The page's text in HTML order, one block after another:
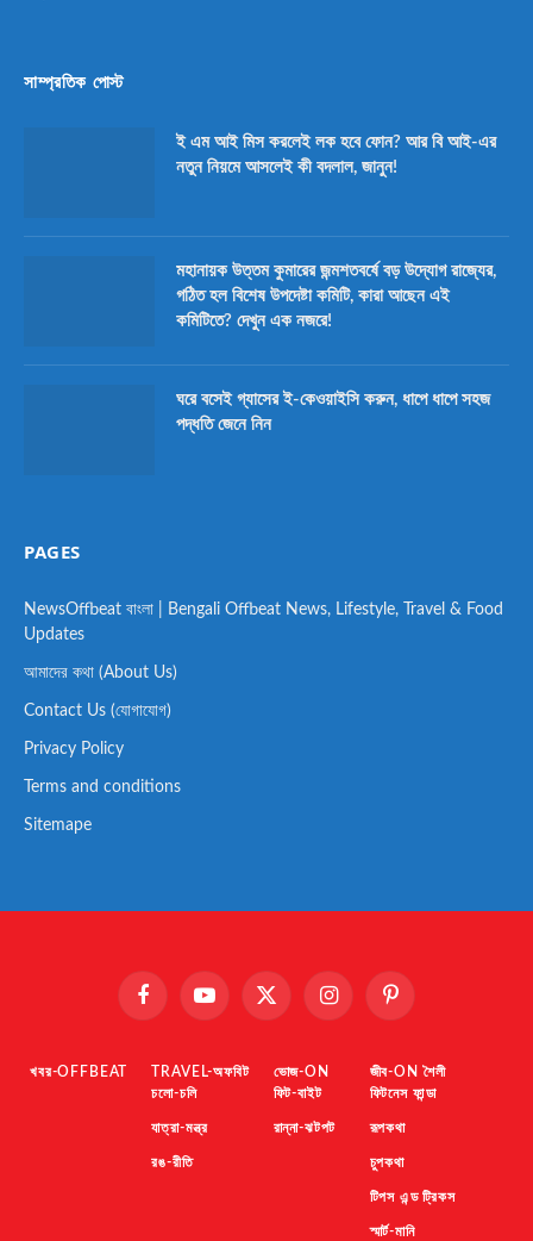
সাম্প্রতিক পোস্ট
ই এম আই মিস করলেই লক হবে ফোন? আর বি আই-এর
নতুন নিয়মে আসলেই কী বদলাল, জানুন!
মহানায়ক উত্তম কুমারের জন্মশতবর্ষে বড় উদ্যোগ রাজ্যের,
গঠিত হল বিশেষ উপদেষ্টা কমিটি, কারা আছেন এই
কমিটিতে? দেখুন এক নজরে!
ঘরে বসেই গ্যাসের ই-কেওয়াইসি করুন, ধাপে ধাপে সহজ
পদ্ধতি জেনে নিন
PAGES
NewsOffbeat বাংলা | Bengali Offbeat News, Lifestyle, Travel & Food
Updates
আমাদের কথা (About Us)
Contact Us (যোগাযোগ)
Privacy Policy
Terms and conditions
Sitemape
FacebookYouTube X
InstagramPinterest
খবর-OFFBEAT
TRAVEL-অফবিট
চলো-চলি
যাত্রা-মন্ত্র
রঙ-রীতি
ভোজ-ON
ফিট-বাইট
রান্না-ঝটপট
জীব-ON শৈলী
ফিটনেস ফান্ডা
রূপকথা
চুপকথা
টিপস এন্ড ট্রিকস
স্মার্ট-মানি